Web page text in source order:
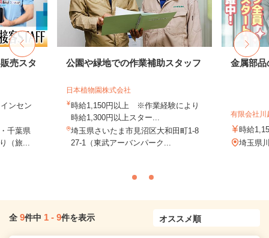
売スタ
ンセン
千葉県
（旅...
公園や緑地での作業補助スタッフ
日本植物園株式会社
時給1,150円以上 ※作業経験により
時給1,300円以上スター...
埼玉県さいたま市見沼区大和田町1-8
27-1（東武アーバンパーク...
金属部品
有限会社川
時給
埼玉県
全 9件中 1 - 9件を表示